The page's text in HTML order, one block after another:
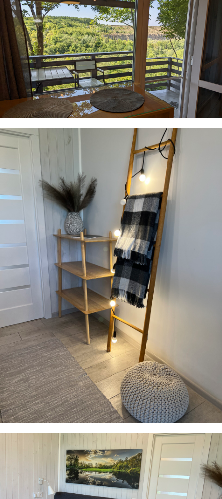
Ми підкажемо як цікаво і пізнавально спланувати
ваш відпочинок, щоб він залишив приємні емоції
та незабутні враження.
Звітні документи надаємо.
Video
Player
00:00 00:37
На карті